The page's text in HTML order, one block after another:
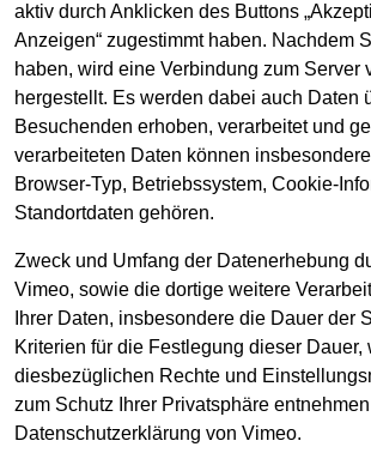
aktiv durch Anklicken des Buttons
Anzeigen“ zugestimmt haben. Nachdem
haben, wird eine Verbindung zum Server
hergestellt. Es werden dabei auch Daten
Besuchenden erhoben, verarbeitet und
verarbeiteten Daten können
Browser-Typ, Betriebssystem, Cookie-
Standortdaten gehören.
Zweck und Umfang der Datenerhebung
Vimeo, sowie die dortige weitere
Ihrer Daten, insbesondere die Dauer der
Kriterien für die Festlegung dieser Dauer,
diesbezüglichen Rechte und
zum Schutz Ihrer Privatsphäre
Datenschutzerklärung von Vimeo.